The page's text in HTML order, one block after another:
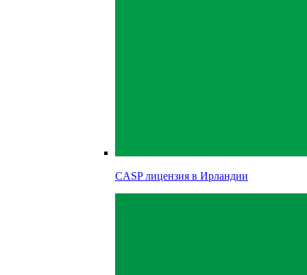
CASP лицензия в Ирландии